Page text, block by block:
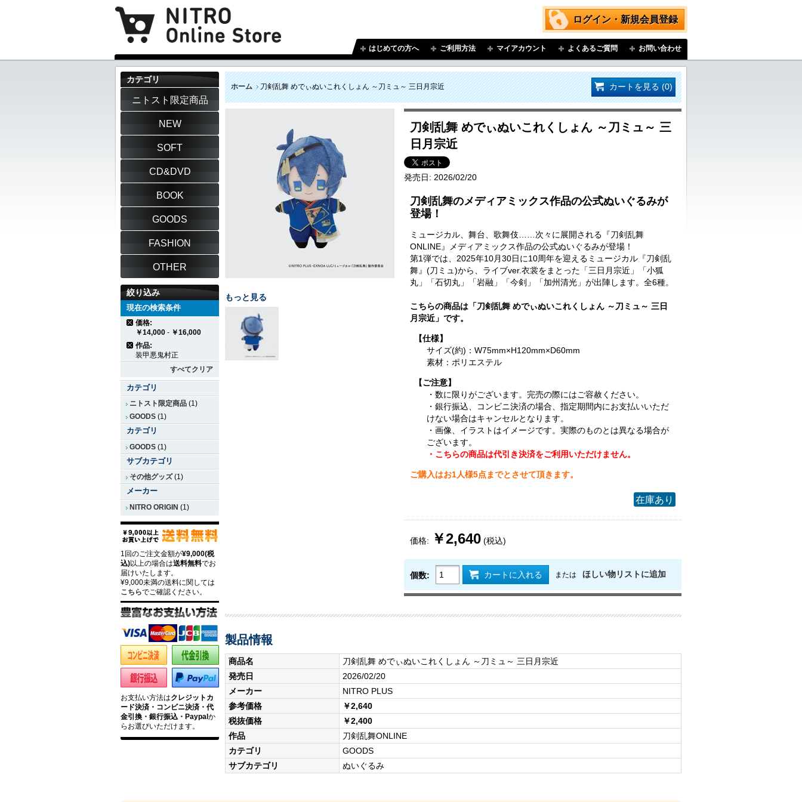
ログイン・新規会員登録
はじめての方へ ご利用方法 マイアカウント よくあるご質問 お問い合わせ
ホーム 刀剣乱舞 めでぃぬいこれくしょん ～刀ミュ～ 三日月宗近 カートを見る (0)
刀剣乱舞 めでぃぬいこれくしょん ～刀ミュ～ 三
日月宗近
発売日: 2026/02/20
刀剣乱舞のメディアミックス作品の公式ぬいぐるみが
登場！
ミュージカル、舞台、歌舞伎……次々に展開される『刀剣乱舞
ONLINE』メディアミックス作品の公式ぬいぐるみが登場！
第1弾では、2025年10月30日に10周年を迎えるミュージカル『刀剣乱
舞』(刀ミュ)から、ライブver.衣裳をまとった「三日月宗近」「小狐
丸」「石切丸」「岩融」「今剣」「加州清光」が出陣します。全6種。
こちらの商品は「刀剣乱舞 めでぃぬいこれくしょん ～刀ミュ～ 三日
月宗近」です。
【仕様】
サイズ(約)：W75mm×H120mm×D60mm
素材：ポリエステル
【ご注意】
・数に限りがございます。完売の際にはご容赦ください。
・銀行振込、コンビニ決済の場合、指定期間内にお支払いいただ
けない場合はキャンセルとなります。
・画像、イラストはイメージです。実際のものとは異なる場合が
ございます。
・こちらの商品は代引き決済をご利用いただけません。
ご購入はお1人様5点までとさせて頂きます。
在庫あり
価格: ￥2,640 (税込)
個数: カートに入れる または ほしい物リストに追加
もっと見る
製品情報
商品名
刀剣乱舞 めでぃぬいこれくしょん ～刀ミュ～ 三日月宗近
発売日
2026/02/20
メーカー
NITRO PLUS
参考価格
￥2,640
税抜価格
￥2,400
作品
刀剣乱舞ONLINE
カテゴリ
GOODS
サブカテゴリ
ぬいぐるみ
カテゴリ
ニトスト限定商品
NEW
SOFT
CD&DVD
BOOK
GOODS
FASHION
OTHER
絞り込み
現在の検索条件
価格:
￥14,000 - ￥16,000
作品:
装甲悪鬼村正
すべてクリア
カテゴリ
ニトスト限定商品 (1)
GOODS (1)
カテゴリ
GOODS (1)
サブカテゴリ
その他グッズ(1)
メーカー
NITRO ORIGIN (1)
1回のご注文金額が¥9,000(税
込)以上の場合は送料無料でお
届けいたします。
¥9,000未満の送料に関しては
こちらでご確認ください。
お支払い方法はクレジットカ
ード決済・コンビニ決済・代
金引換・銀行振込・Paypalか
らお選びいただけます。